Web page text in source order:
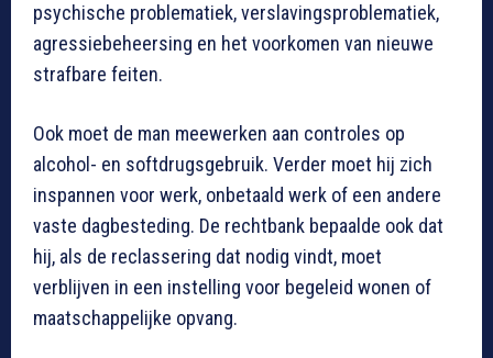
psychische problematiek, verslavingsproblematiek,
agressiebeheersing en het voorkomen van nieuwe
strafbare feiten.
Ook moet de man meewerken aan controles op
alcohol- en softdrugsgebruik. Verder moet hij zich
inspannen voor werk, onbetaald werk of een andere
vaste dagbesteding. De rechtbank bepaalde ook dat
hij, als de reclassering dat nodig vindt, moet
verblijven in een instelling voor begeleid wonen of
maatschappelijke opvang.